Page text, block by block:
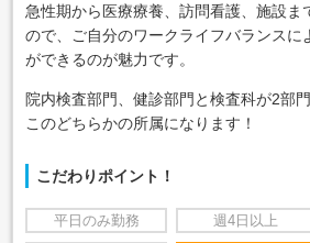
急性期から医療療養、訪問看護、施設ま
ので、ご自分のワークライフバランスに
ができるのが魅力です。
院内検査部門、健診部門と検査科が2部
このどちらかの所属になります！
こだわりポイント！
平日のみ勤務 週4日以上